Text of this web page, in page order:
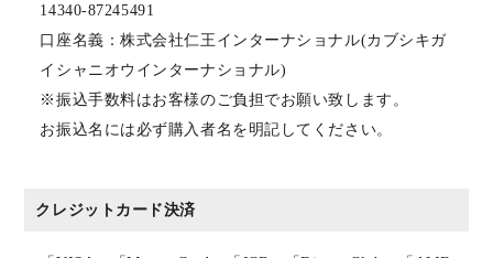
14340-87245491
口座名義：株式会社仁王インターナショナル(カブシキガ
イシャニオウインターナショナル)
※振込手数料はお客様のご負担でお願い致します。
お振込名には必ず購入者名を明記してください。
クレジットカード決済